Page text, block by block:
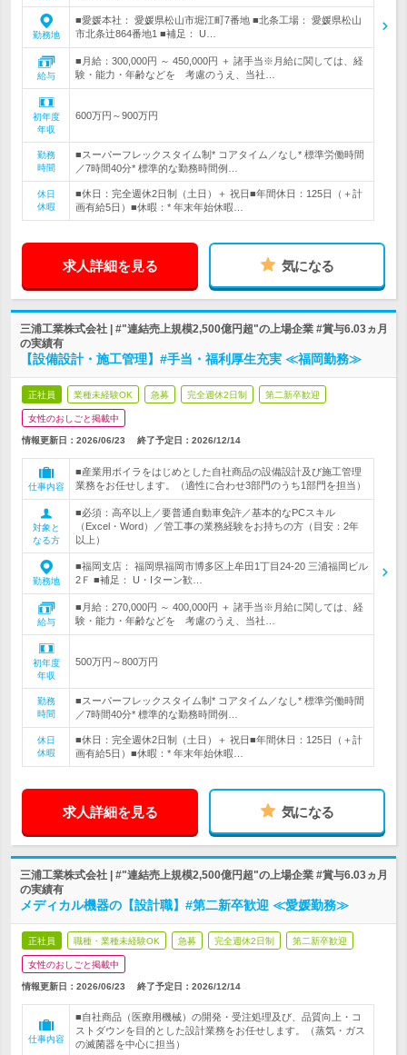
勤務地
■愛媛本社： 愛媛県松山市堀江町7番地 ■北条工場： 愛媛県松山
市北条辻864番地1 ■補足： U…
給与
■月給：300,000円 ～ 450,000円 ＋ 諸手当※月給に関しては、経
験・能力・年齢などを 考慮のうえ、当社…
初年度
年収
600万円～900万円
勤務
時間
■スーパーフレックスタイム制* コアタイム／なし* 標準労働時間
／7時間40分* 標準的な勤務時間例…
休日
休暇
■休日：完全週休2日制（土日）＋ 祝日■年間休日：125日（＋計
画有給5日）■休暇：* 年末年始休暇…
求人詳細を見る 気になる
三浦工業株式会社 | #"連結売上規模2,500億円超"の上場企業 #賞与6.03ヵ月
の実績有
【設備設計・施工管理】#手当・福利厚生充実 ≪福岡勤務≫
正社員 業種未経験OK 急募 完全週休2日制 第二新卒歓迎
女性のおしごと掲載中
情報更新日：2026/06/23 終了予定日： 2026/12/14
仕事内容
■産業用ボイラをはじめとした自社商品の設備設計及び施工管理
業務をお任せします。（適性に合わせ3部門のうち1部門を担当）
対象と
なる方
■必須：高卒以上／要普通自動車免許／基本的なPCスキル
（Excel・Word）／管工事の業務経験をお持ちの方（目安：2年
以上）
勤務地
■福岡支店： 福岡県福岡市博多区上牟田1丁目24-20 三浦福岡ビル
2Ｆ ■補足： U・Iターン歓…
給与
■月給：270,000円 ～ 400,000円 ＋ 諸手当※月給に関しては、経
験・能力・年齢などを 考慮のうえ、当社…
初年度
年収
500万円～800万円
勤務
時間
■スーパーフレックスタイム制* コアタイム／なし* 標準労働時間
／7時間40分* 標準的な勤務時間例…
休日
休暇
■休日：完全週休2日制（土日）＋ 祝日■年間休日：125日（＋計
画有給5日）■休暇：* 年末年始休暇…
求人詳細を見る 気になる
三浦工業株式会社 | #"連結売上規模2,500億円超"の上場企業 #賞与6.03ヵ月
の実績有
メディカル機器の【設計職】#第二新卒歓迎 ≪愛媛勤務≫
正社員 職種・業種未経験OK 急募 完全週休2日制 第二新卒歓迎
女性のおしごと掲載中
情報更新日：2026/06/23 終了予定日： 2026/12/14
仕事内容
■自社商品（医療用機械）の開発・受注処理及び、品質向上・コ
ストダウンを目的とした設計業務をお任せします。（蒸気・ガス
の滅菌器を中心に担当）